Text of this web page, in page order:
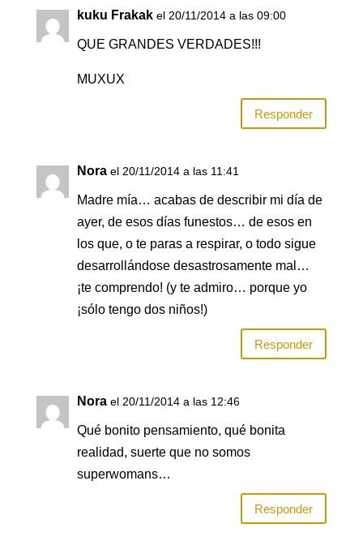
kuku Frakak el 20/11/2014 a las 09:00
QUE GRANDES VERDADES!!!
MUXUX
Responder
Nora el 20/11/2014 a las 11:41
Madre mía… acabas de describir mi día de
ayer, de esos días funestos… de esos en
los que, o te paras a respirar, o todo sigue
desarrollándose desastrosamente mal…
¡te comprendo! (y te admiro… porque yo
¡sólo tengo dos niños!)
Responder
Nora el 20/11/2014 a las 12:46
Qué bonito pensamiento, qué bonita
realidad, suerte que no somos
superwomans…
Responder